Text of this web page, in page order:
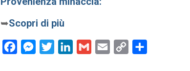
➥Scopri di più
FacebookMessenger
Twitter LinkedInGmail Email
Copy